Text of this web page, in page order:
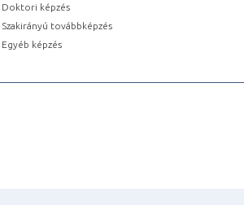
Doktori képzés
Szakirányú továbbképzés
Egyéb képzés